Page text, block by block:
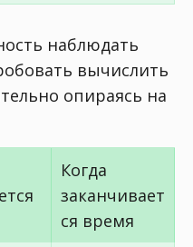
наблюдать
вычислить
опираясь на
Когда
заканчивает
ся время